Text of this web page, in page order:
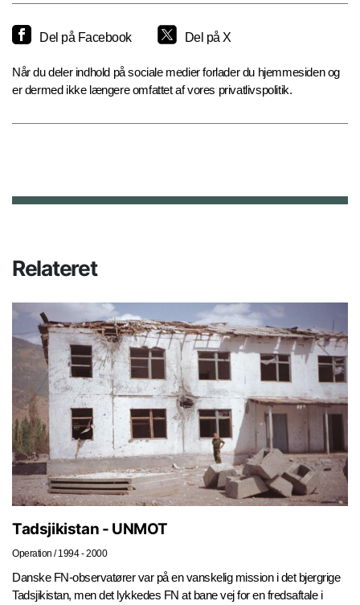
Del på Facebook Del på X
Når du deler indhold på sociale medier forlader du hjemmesiden og
er dermed ikke længere omfattet af vores privatlivspolitik.
Relateret
Tadsjikistan - UNMOT
Operation / 1994 - 2000
Danske FN-observatører var på en vanskelig mission i det bjergrige
Tadsjikistan, men det lykkedes FN at bane vej for en fredsaftale i